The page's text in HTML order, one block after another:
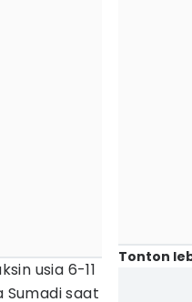
usia 6-11
Sumadi saat
Tonton